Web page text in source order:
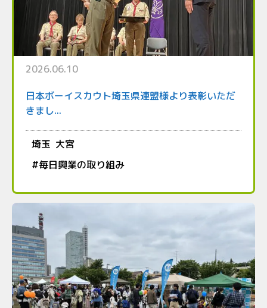
2026.06.10
日本ボーイスカウト埼玉県連盟様より表彰いただ
きまし...
埼玉 大宮
#毎日興業の取り組み